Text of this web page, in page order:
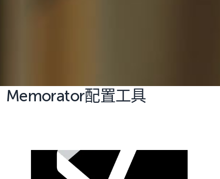
Memorator配置工具